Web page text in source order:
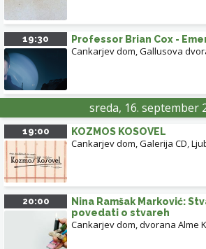
19:30 Professor Brian Cox -
Cankarjev dom, Gallusova
sreda, 16. september
19:00 KOZMOS KOSOVEL
Cankarjev dom, Galerija CD,
20:00
Nina Ramšak Marković:
povedati o stvareh
Cankarjev dom, dvorana Alme